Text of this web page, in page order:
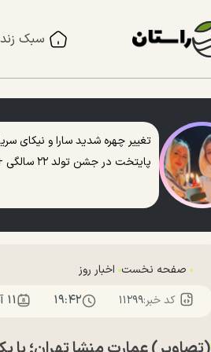
سبک
تغییر چهره شدید سارا و نیکای
پایتخت در جشن تولد ۲۲ سالگی + تصاویر
صفحه نخست اخبار روز
کد خبر:۱۱۲۹۹ ۱۹:۴۲ ۱۱ آبان ۱۴۰۴